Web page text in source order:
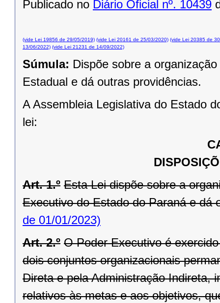
Publicado no Diário Oficial nº. 10439
(vide Lei 19856 de 29/05/2019) (vide Lei 20161 de 25/03/2020) (vide Lei 20385 de
13/06/2022) (vide Lei 21231 de 14/09/2022)
Súmula: Dispõe sobre a
Estadual e dá outras providências.
A Assembleia Legislativa do Estado
lei:
Art. 1.º Esta Lei dispõe sobre a
Executivo do Estado do Paraná e dá
de 01/01/2023)
Art. 2.º O Poder Executivo é
dois conjuntos organizacionais
Direta e pela Administração Indireta,
relativos às metas e aos objetivos,